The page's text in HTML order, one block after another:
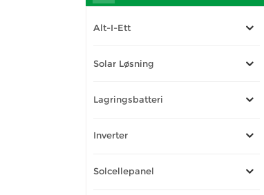
Alt-I-Ett
Solar Løsning
Lagringsbatteri
Inverter
Solcellepanel